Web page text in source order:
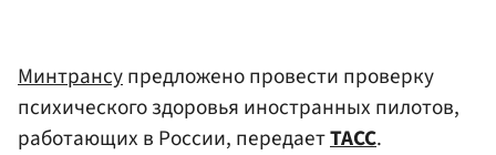
Минтрансупредложено провести проверку
психического здоровья иностранных пилотов,
работающих в России, передаетТАСС.